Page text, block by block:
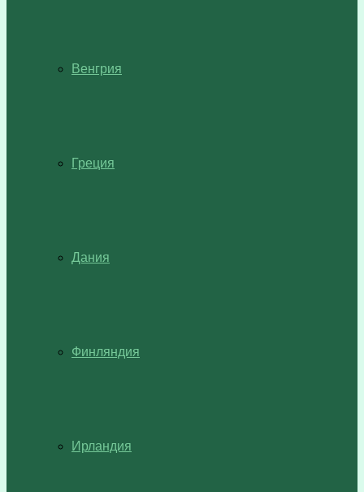
Венгрия
Греция
Дания
Финляндия
Ирландия